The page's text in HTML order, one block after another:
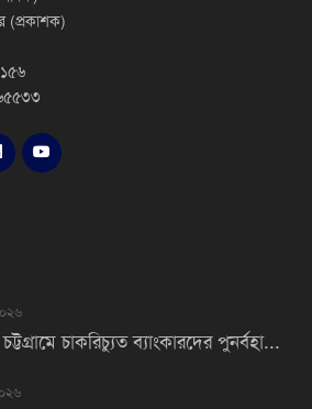
(প্রকাশক)
চাকরিচ্যুত ব্যাংকারদের পুনর্বহা...